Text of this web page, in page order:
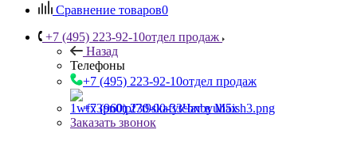
Сравнение товаров0
+7 (495) 223-92-10отдел продаж
Назад
Телефоны
+7 (495) 223-92-10отдел продаж
+7 (960) 230-00-33Чат в Max
Заказать звонок